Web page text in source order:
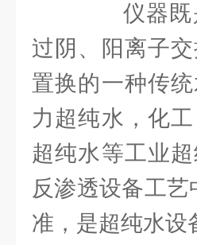
仪器既是
过阴、阳离子
置换的一种传
力超纯水，化
超纯水等工业
反渗透设备工
准，是超纯水设